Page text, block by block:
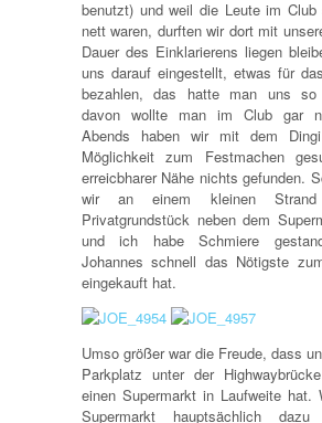
benutzt) und weil die Leute im Club
nett waren, durften wir dort mit
Dauer des Einklarierens liegen
uns darauf eingestellt, etwas für
bezahlen, das hatte man uns so
davon wollte man im Club gar
Abends haben wir mit dem
Möglichkeit zum Festmachen
erreicbharer Nähe nichts gefunden.
wir an einem kleinen
Privatgrundstück neben dem
und ich habe Schmiere
Johannes schnell das Nötigste
eingekauft hat.
Umso größer war die Freude, dass
Parkplatz unter der
einen Supermarkt in Laufweite hat.
Supermarkt hauptsächlich